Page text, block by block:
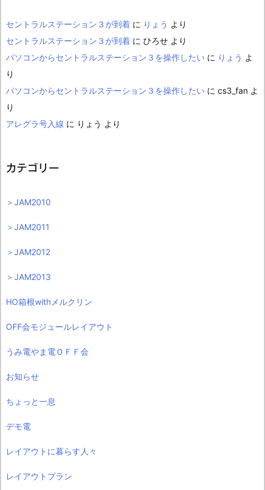
セントラルステーション３が到着 に りょう より
セントラルステーション３が到着 に ひろせ より
パソコンからセントラルステーション３を操作したい に りょう よ
り
パソコンからセントラルステーション３を操作したい に cs3_fan よ
り
アレグラ号入線 に りょう より
カテゴリー
＞JAM2010
＞JAM2011
＞JAM2012
＞JAM2013
HO箱根withメルクリン
OFF会モジュールレイアウト
うみ電やま電ＯＦＦ会
お知らせ
ちょっと一息
デモ電
レイアウトに暮らす人々
レイアウトプラン